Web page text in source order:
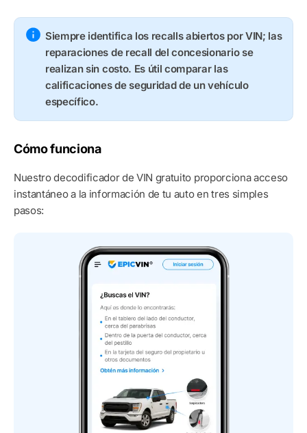
Siempre identifica los recalls abiertos por VIN; las
reparaciones de recall del concesionario se
realizan sin costo. Es útil comparar las
calificaciones de seguridad de un vehículo
específico.
Cómo funciona
Nuestro decodificador de VIN gratuito proporciona acceso
instantáneo a la información de tu auto en tres simples
pasos: